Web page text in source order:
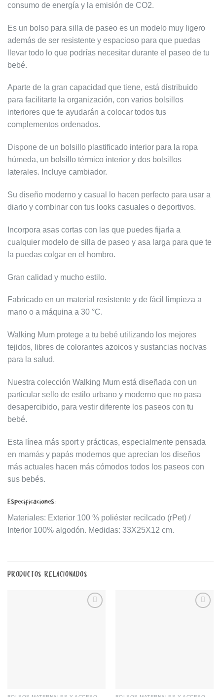
consumo de energía y la emisión de CO2.
Es un bolso para silla de paseo es un modelo muy ligero
además de ser resistente y espacioso para que puedas
llevar todo lo que podrías necesitar durante el paseo de tu
bebé.
Aparte de la gran capacidad que tiene, está distribuido
para facilitarte la organización, con varios bolsillos
interiores que te ayudarán a colocar todos tus
complementos ordenados.
Dispone de un bolsillo plastificado interior para la ropa
húmeda, un bolsillo térmico interior y dos bolsillos
laterales. Incluye cambiador.
Su diseño moderno y casual lo hacen perfecto para usar a
diario y combinar con tus looks casuales o deportivos.
Incorpora asas cortas con las que puedes fijarla a
cualquier modelo de silla de paseo y asa larga para que te
la puedas colgar en el hombro.
Gran calidad y mucho estilo.
Fabricado en un material resistente y de fácil limpieza a
mano o a máquina a 30 °C.
Walking Mum protege a tu bebé utilizando los mejores
tejidos, libres de colorantes azoicos y sustancias nocivas
para la salud.
Nuestra colección Walking Mum está diseñada con un
particular sello de estilo urbano y moderno que no pasa
desapercibido, para vestir diferente los paseos con tu
bebé.
Esta línea más sport y prácticas, especialmente pensada
en mamás y papás modernos que aprecian los diseños
más actuales hacen más cómodos todos los paseos con
sus bebés.
Especificaciones:
Materiales: Exterior 100 % poliéster recilcado (rPet) /
Interior 100% algodón. Medidas: 33X25X12 cm.
PRODUCTOS RELACIONADOS